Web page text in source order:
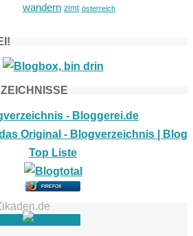
wandern zimt österreich
FIREFOX